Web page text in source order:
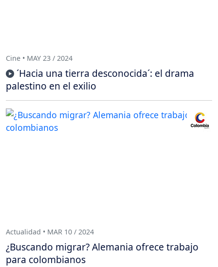
Cine • MAY 23 / 2024
´Hacia una tierra desconocida´: el drama
palestino en el exilio
Actualidad • MAR 10 / 2024
¿Buscando migrar? Alemania ofrece trabajo
para colombianos